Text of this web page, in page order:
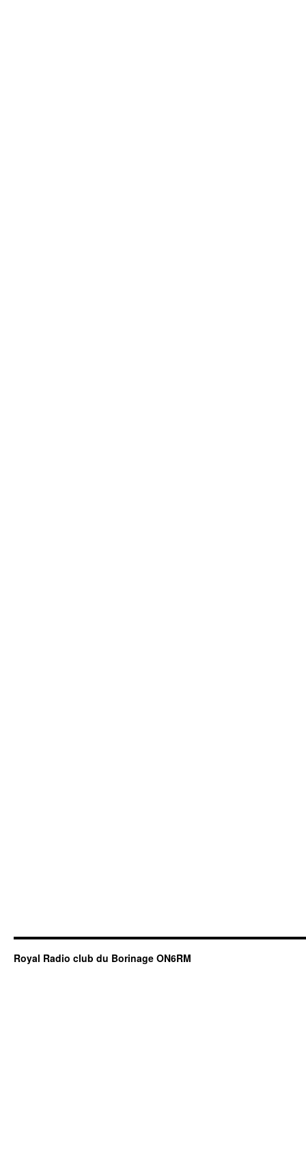
Royal Radio club du Borinage ON6RM